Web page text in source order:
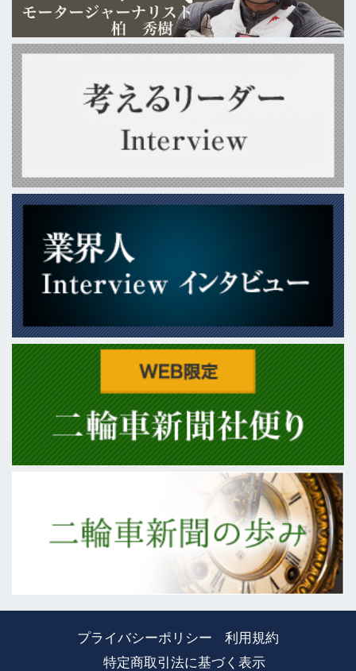
プライバシーポリシー
利用規約
特定商取引法に基づく表示